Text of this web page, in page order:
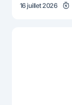
16 juillet 2026